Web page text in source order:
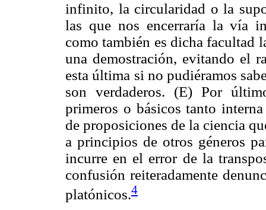
infinito, la circularidad o la
las que nos encerraría la vía
como también es dicha facultad
una demostración, evitando el
esta última si no pudiéramos
son verdaderos. (E) Por
primeros o básicos tanto
de proposiciones de la ciencia
a principios de otros géneros
incurre en el error de la
confusión reiteradamente
platónicos.4